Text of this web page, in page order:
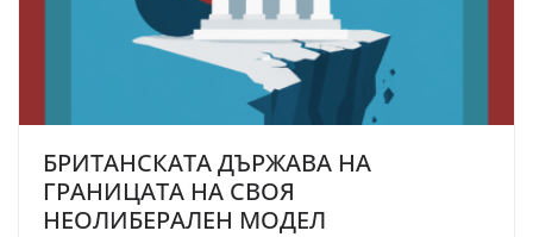
БРИТАНСКАТА ДЪРЖАВА НА
ГРАНИЦАТА НА СВОЯ
НЕОЛИБЕРАЛЕН МОДЕЛ